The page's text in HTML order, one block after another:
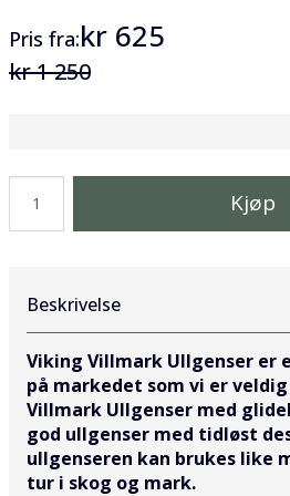
Pris fra kr 625
kr 1 250
Kjøp
Beskrivelse
Viking Villmark Ullgenser er
på markedet som vi er
Villmark Ullgenser med
god ullgenser med tidløst
ullgenseren kan brukes like
tur i skog og mark.